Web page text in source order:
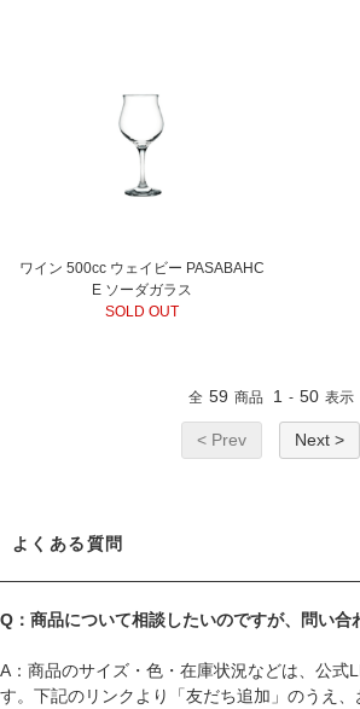
ワイン 500cc ウェイビー PASABAHC
E ソーダガラス
SOLD OUT
全 59 商品 1 - 50 表示
< Prev Next >
よくある質問
Q：商品について相談したいのですが、問い合
A：商品のサイズ・色・在庫状況などは、公式
す。下記のリンクより「友だち追加」のうえ、